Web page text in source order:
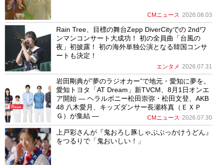
CMニュース 2026.08.03
Rain Tree、目標の舞台Zepp DiverCityでの 2ndワ
ンマンコンサート大成功！ 初の全員曲「台風の
夜」初披露！ 初の海外単独公演となる韓国コンサ
ートも決定！
エンタメ 2026.07.31
岩田剛典が”夢のラジオカー”で地元・愛知に夢を。
愛知トヨタ「AT Dream」新TVCM、8月1日オンエ
ア開始 ― ヘラルボニー松田崇弥・松田文登、AKB
48 八木愛月、キッズダンサー長瀬柊真（ＥＸＰ
Ｇ）が集結 ―
CMニュース 2026.07.30
上戸彩さんが『鬼おろし豚しゃぶぶっかけうどん』
をつるりで「鬼おいしい！」